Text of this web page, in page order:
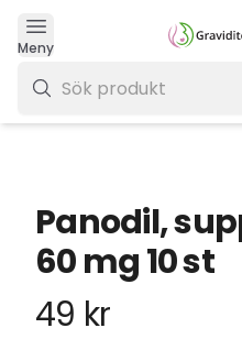
Meny
Panodil,
60 mg 10 st
49 kr